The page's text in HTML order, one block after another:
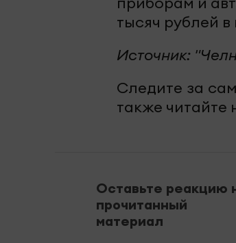
тысяч рублей в
Источник:
Следите за
также читайте
Оставьте реакцию
прочитанный
материал